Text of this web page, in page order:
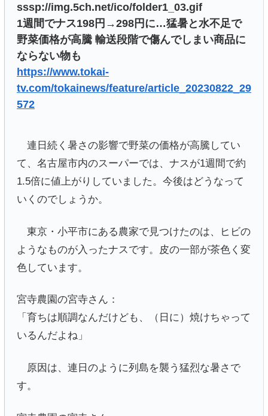
sssp://img.5ch.net/ico/folder1_03.gif
1週間でナス198円→298円に…猛暑と水不足で
野菜価格が高騰 輸送段階で傷んでしまい商品に
ならない物も
https://www.tokai-
tv.com/tokainews/feature/article_20230822_29
572
連日続く暑さの影響で野菜の価格が高騰してい
て、名古屋市内のスーパーでは、ナスが1週間で約
1.5倍に値上がりしていました。今後はどうなって
いくのでしょうか。
東京・小平市にある農家で見つけたのは、ヒビの
ようなものが入ったナスです。皮の一部が茶色く変
色しています。
宮寺農園の宮寺さん：
「育ちは順調なんだけども、（日に）焼けちゃって
いるんだよね」
原因は、連日のように列島を襲う猛烈な暑さで
す。